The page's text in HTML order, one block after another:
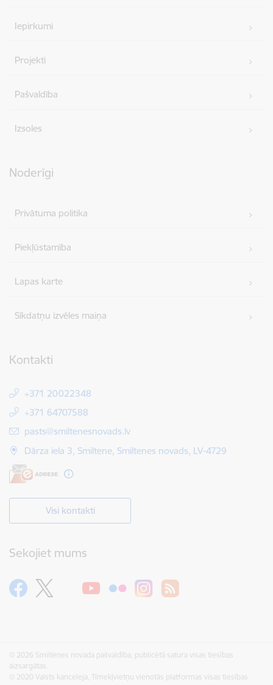
Iepirkumi
Projekti
Pašvaldība
Izsoles
Noderīgi
Privātuma politika
Piekļūstamība
Lapas karte
Sīkdatņu izvēles maiņa
Kontakti
+371 20022348
+371 64707588
E-pasts:
pasts@smiltenesnovads.lv
Dārza iela 3, Smiltene, Smiltenes novads, LV-4729
Visi kontakti
Sekojiet mums
© 2026 Smiltenes novada pašvaldība, publicētā satura visas tiesības
aizsargātas.
© 2020 Valsts kanceleja, Tīmekļvietņu vienotās platformas visas tiesības